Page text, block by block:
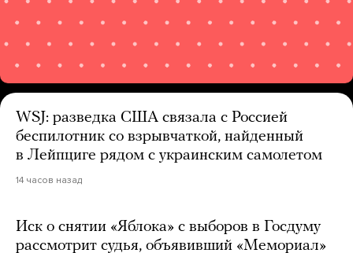
WSJ: разведка США связала с Россией
беспилотник со взрывчаткой, найденный
в Лейпциге рядом с украинским самолетом
14 часов назад
Иск о снятии «Яблока» с выборов в Госдуму
рассмотрит судья, объявивший «Мемориал»